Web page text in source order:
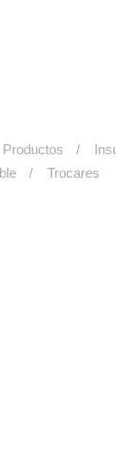
Productos
Trocares